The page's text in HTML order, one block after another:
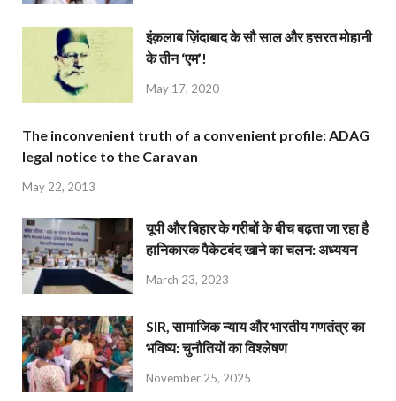
इंक़लाब ज़िंदाबाद के सौ साल और हसरत मोहानी
के तीन ‘एम’!
May 17, 2020
The inconvenient truth of a convenient profile: ADAG
legal notice to the Caravan
May 22, 2013
यूपी और बिहार के गरीबों के बीच बढ़ता जा रहा है
हानिकारक पैकेटबंद खाने का चलन: अध्ययन
March 23, 2023
SIR, सामाजिक न्याय और भारतीय गणतंत्र का
भविष्य: चुनौतियों का विश्लेषण
November 25, 2025